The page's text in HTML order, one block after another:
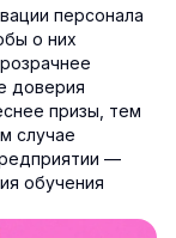
персонала
о них
доверия
призы, тем
случае
—
обучения